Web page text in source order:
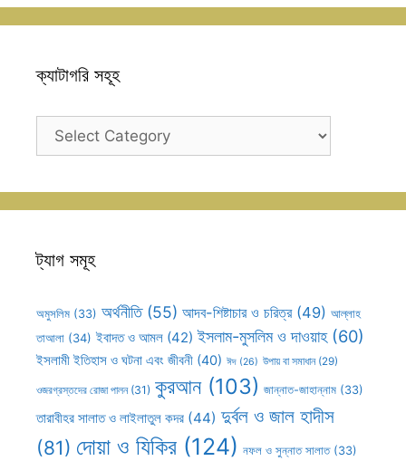
ক্যাটাগরি সহূহ
ক্যাটাগরি
ট্যাগ সমূহ
অমুসলিম (33) অর্থনীতি(55) আদব-শিষ্টাচার ও চরিত্র(49) আল্লাহ
তাআলা (34) ইবাদত ও আমল (42) ইসলাম-মুসলিম ও দাওয়াহ(60)
ইসলামী ইতিহাস ও ঘটনা এবং জীবনী (40) ঈদ (26) উপায় বা সমাধান(29)
ওজরগ্রস্তদের রোজা পালন(31) কুরআন(103) জান্নাত-জাহান্নাম (33)
তারাবীহর সালাত ও লাইলাতুল কদর (44) দুর্বল ও জাল হাদীস
(81) দোয়া ও যিকির (124) নফল ও সুন্নাত সালাত(33)